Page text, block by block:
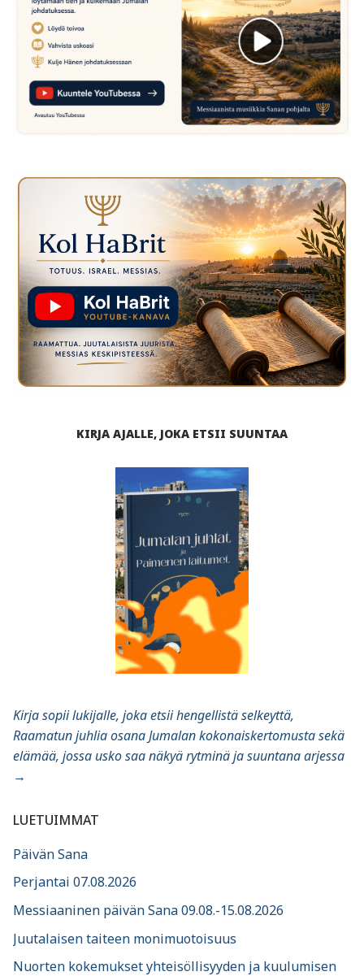
KIRJA AJALLE, JOKA ETSII SUUNTAA
Kirja sopii lukijalle, joka etsii hengellistä selkeyttä,
Raamatun juhlia osana Jumalan kokonaiskertomusta sekä
elämää, jossa usko saa näkyä rytminä ja suuntana arjessa
→
LUETUIMMAT
Päivän Sana
Perjantai 07.08.2026
Messiaaninen päivän Sana 09.08.-15.08.2026
Juutalaisen taiteen monimuotoisuus
Nuorten kokemukset yhteisöllisyyden ja kuulumisen